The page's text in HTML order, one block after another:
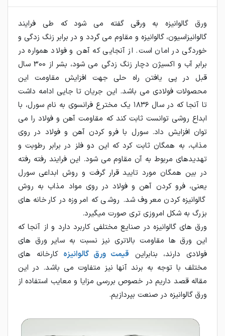
ورق گالوانیزه به ورقی گفته می شود که طی فرایند
گالوانیزاسیون، گالوانیزه و مقاوم می گردد و در برابر زنگ زدگی و
خوردگی در امان است. از آنجایی که آهن و فولاد همواره در
برابر آب و اکسیژن دچار زنگ زدگی می شود، بشر از 300 سال
قبل در پی یافتن راه حلی جهت افزایش مقاومت این
محصولات فولادی می باشد. این جریان تا جایی ادامه داشت
تا آنجا که در سال ۱۸۳۶ یک مخترع فرانسوی به نام سورل، با
ابداع روشی توانست ثابت کند که مقاومت آهن و فولاد را می
توان افزایش داد. سورل با فرو کردن آهن و فولاد در روی
مذاب، به همگان ثابت کرد که این دو فلز در برابر رطوبت و
تهدیدهای مربوط به آن مقاوم می شود. این فرایند رفته رفته
در بین همگان مورد تایید قرار گرفت و روش ابداعی سورل
یعنی، فرو کردن آهن و فولاد در روی مواد مذاب به روش
گالوانیزه کردن معروف شد. روشی که امروزه در کارخانه های
بزرگ به شکل امروزی تری صورت میگیرد.
ورق های گالوانیزه در صنایع مختلفی کاربرد دارد و از آنجا که
این ورق ها مقاومت بالاتری نیز نسبت به سایر ورق های
فولادی دارند، بنابراین قیمت ورق گالوانیزه کارخانه های
مختلف با توجه به برند آنها نیز متفاوت می باشد. در این
مقاله قصد داریم در خصوص بررسی مزایا و معایب استفاده از
ورق گالوانیزه در صنعت بپردازیم.